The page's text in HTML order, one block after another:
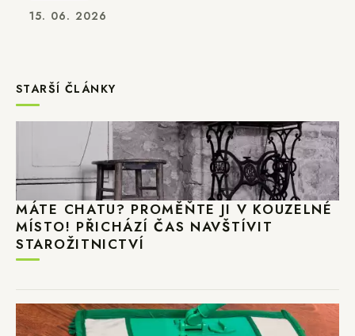
15. 06. 2026
STARŠÍ ČLÁNKY
MÁTE CHATU? PROMĚŇTE JI V KOUZELNÉ
MÍSTO! PŘICHÁZÍ ČAS NAVŠTÍVIT
STAROŽITNICTVÍ